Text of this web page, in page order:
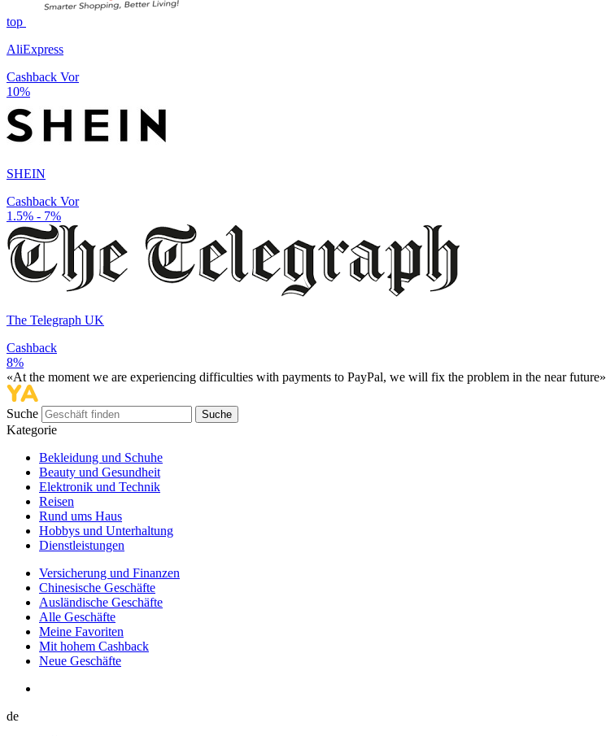
top
AliExpress
Cashback Vor
10%
SHEIN
Cashback Vor
1.5% - 7%
The Telegraph UK
Cashback
8%
«At the moment we are experiencing difficulties with payments to PayPal, we will fix the problem in the near future»
Suche Suche
Kategorie
Bekleidung und Schuhe
Beauty und Gesundheit
Elektronik und Technik
Reisen
Rund ums Haus
Hobbys und Unterhaltung
Dienstleistungen
Versicherung und Finanzen
Chinesische Geschäfte
Ausländische Geschäfte
Alle Geschäfte
Meine Favoriten
Mit hohem Cashback
Neue Geschäfte
de